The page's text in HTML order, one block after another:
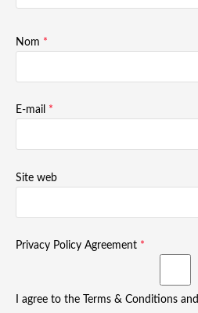
Nom *
E-mail *
Site web
Privacy Policy Agreement *
I agree to the Terms & Conditions and